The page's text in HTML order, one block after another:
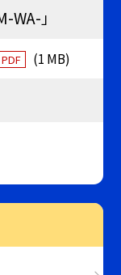
WA-」
PDF (1 MB)